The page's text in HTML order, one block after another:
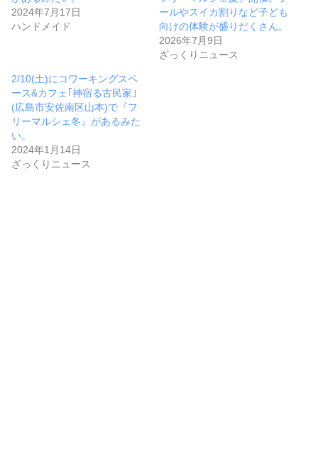
2024年7月17日
ハンドメイド
ールやスイカ割りなど子ども
向けの体験が盛りだくさん。
2026年7月9日
ざっくりニュース
2/10(土)にコワーキングスペ
ース&カフェ｢神宿る古民家｣
(広島市安佐南区山本)で『フ
リーマルシェ冬』があるみた
い。
2024年1月14日
ざっくりニュース